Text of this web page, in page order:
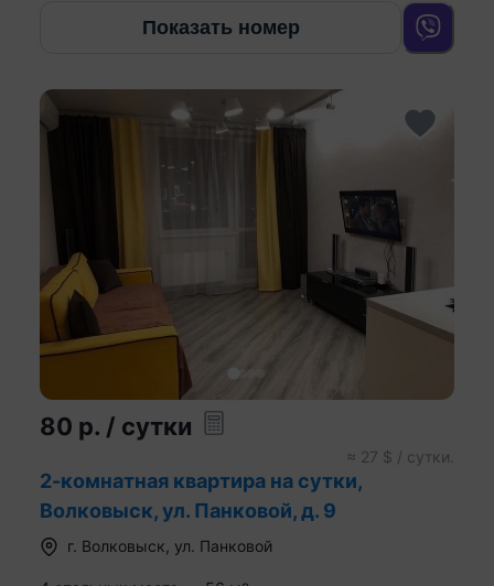
Показать номер
80 р. / сутки
≈ 27 $ / сутки.
2-комнатная квартира на сутки,
Волковыск, ул. Панковой, д. 9
г. Волковыск ул. Панковой